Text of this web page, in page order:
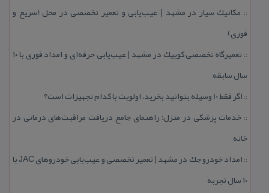
:: مكانیك سیار در مشهد | عیب‌یابی و تعمیر تخصصی در محل (سریع و
فوری)
::
تعمیرگاه تخصصی كوییك در مشهد | عیب‌یابی حرفه‌ای و امداد فوری با ۱۰
سال سابقه
:: اگر فقط 10 وسیله بتوانید بخرید، اولویت با كدام تجهیزات است؟
:: خدمات پزشكی در منزل؛ راهنمای جامع دریافت مراقبت‌های درمانی در
خانه
::
امداد خودرو جك در مشهد | تعمیر تخصصی و عیب‌یابی خودروهای JAC با
۱۰ سال تجربه